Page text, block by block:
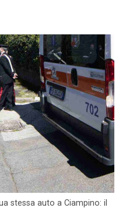
stessa auto a Ciampino: il